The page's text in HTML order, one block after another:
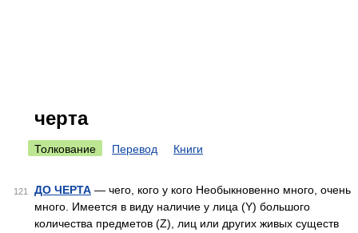
черта
Толкование Перевод Книги
121 ДО ЧЕРТА — чего, кого у кого Необыкновенно много, очень
много. Имеется в виду наличие у лица (Y) большого
количества предметов (Z), лиц или других живых существ